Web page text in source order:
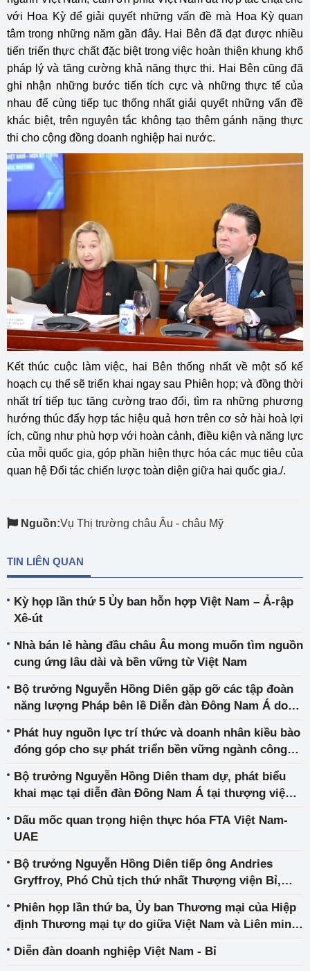
với Hoa Kỳ để giải quyết những vấn đề mà Hoa Kỳ quan
tâm trong những năm gần đây. Hai Bên đã đạt được nhiều
tiến triển thực chất đặc biệt trong việc hoàn thiện khung khổ
pháp lý và tăng cường khả năng thực thi. Hai Bên cũng đã
ghi nhận những bước tiến tích cực và những thực tế của
nhau để cùng tiếp tục thống nhất giải quyết những vấn đề
khác biệt, trên nguyên tắc không tạo thêm gánh nặng thực
thi cho cộng đồng doanh nghiệp hai nước.
Kết thúc cuộc làm việc, hai Bên thống nhất về một số kế
hoạch cụ thể sẽ triển khai ngay sau Phiên họp; và đồng thời
nhất trí tiếp tục tăng cường trao đổi, tìm ra những phương
hướng thúc đẩy hợp tác hiệu quả hơn trên cơ sở hài hoà lợi
ích, cũng như phù hợp với hoàn cảnh, điều kiện và năng lực
của mỗi quốc gia, góp phần hiện thực hóa các mục tiêu của
quan hệ Đối tác chiến lược toàn diện giữa hai quốc gia./.
Nguồn:Vụ Thị trường châu Âu - châu Mỹ
TIN LIÊN QUAN
Kỳ họp lần thứ 5 Ủy ban hỗn hợp Việt Nam – Ả-rập
Xê-út
Nhà bán lẻ hàng đầu châu Âu mong muốn tìm nguồn
cung ứng lâu dài và bền vững từ Việt Nam
Bộ trưởng Nguyễn Hồng Diên gặp gỡ các tập đoàn
năng lượng Pháp bên lề Diễn đàn Đông Nam Á do
Phát huy nguồn lực trí thức và doanh nhân kiều bào
đóng góp cho sự phát triển bền vững ngành công
Bộ trưởng Nguyễn Hồng Diên tham dự, phát biểu
khai mạc tại diễn đàn Đông Nam Á tại thượng viện
Dấu mốc quan trọng hiện thực hóa FTA Việt Nam-
UAE
Bộ trưởng Nguyễn Hồng Diên tiếp ông Andries
Gryffroy, Phó Chủ tịch thứ nhất Thượng viện Bỉ,
Chủ tịch Liên minh Bỉ Việt (BVA) và một số doanh
nghiệp Châu Âu
Phiên họp lần thứ ba, Ủy ban Thương mại của Hiệp
định Thương mại tự do giữa Việt Nam và Liên minh
Diễn đàn doanh nghiệp Việt Nam - Bỉ